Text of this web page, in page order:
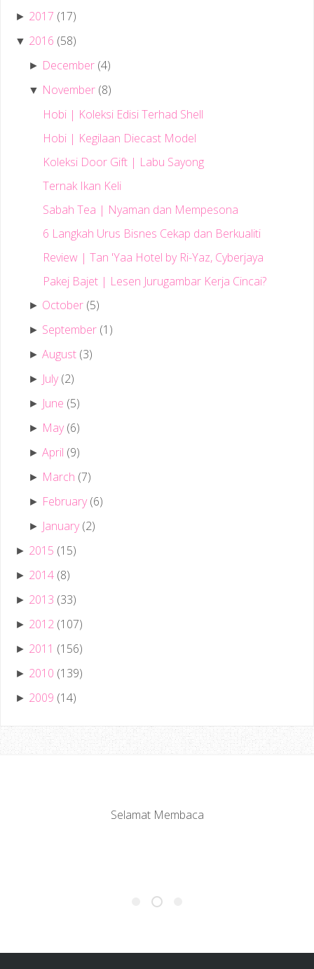
► 2017 (17)
▼ 2016 (58)
► December (4)
▼ November (8)
Hobi | Koleksi Edisi Terhad Shell
Hobi | Kegilaan Diecast Model
Koleksi Door Gift | Labu Sayong
Ternak Ikan Keli
Sabah Tea | Nyaman dan Mempesona
6 Langkah Urus Bisnes Cekap dan Berkualiti
Review | Tan 'Yaa Hotel by Ri-Yaz, Cyberjaya
Pakej Bajet | Lesen Jurugambar Kerja Cincai?
► October (5)
► September (1)
►August (3)
► July (2)
► June (5)
► May (6)
►April (9)
► March (7)
► February (6)
► January (2)
► 2015 (15)
► 2014 (8)
► 2013 (33)
► 2012 (107)
► 2011 (156)
► 2010 (139)
► 2009 (14)
Selamat Membaca